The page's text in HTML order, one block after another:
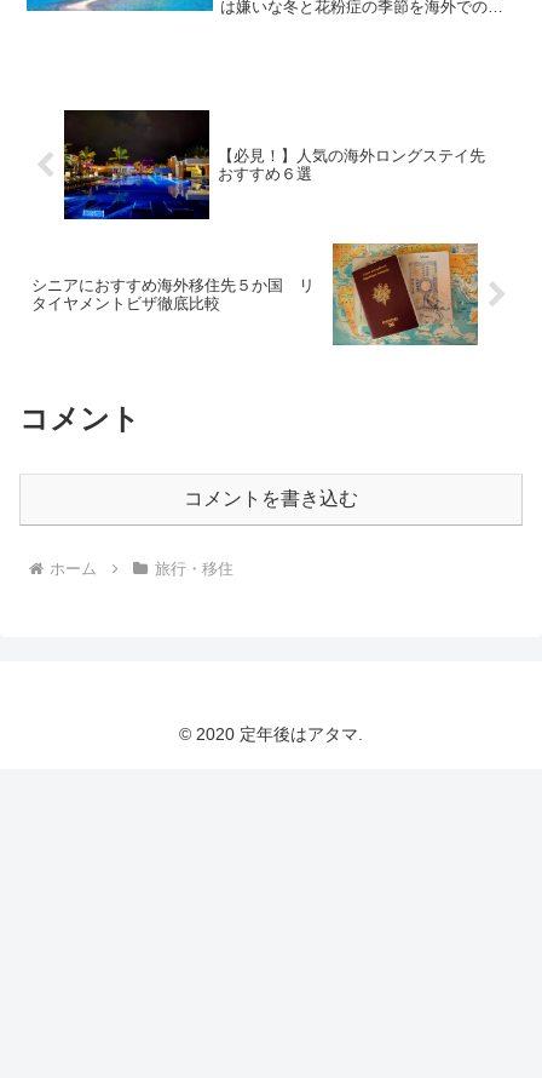
は嫌いな冬と花粉症の季節を海外でのん
【必見！】人気の海外ロングステイ先
おすすめ６選
シニアにおすすめ海外移住先５か国 リ
タイヤメントビザ徹底比較
コメント
コメントを書き込む
ホーム 旅行・移住
© 2020 定年後はアタマ.